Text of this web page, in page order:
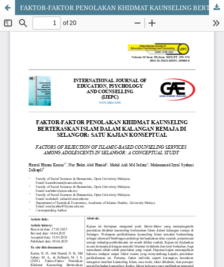
FAKTOR-FAKTOR PENOLAKAN KHIDMAT KAUNSELING BERTERASKAN ISLAM DALAM KALANGAN REMAJA DI SELANGOR: SATU KAJIAN KONSEPTUAL